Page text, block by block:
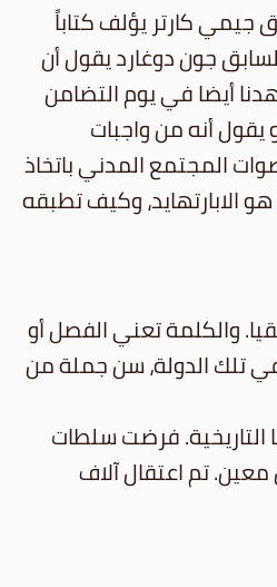
جيمي كارتر يؤلف كتاباً
جون دوغارد يقول أن
أيضا في يوم التضامن
أنه من واجبات
المجتمع المدني باتخاذ
الابارتهايد، وكيف تطبقه
والكلمة تعني الفصل أو
أصول هولندية في تلك الدولة، سن جملة من
متصلة والتي شكلت أقل من 13% من ارض جنوب أفريقيا التاريخية. فرضت سلطات
تم اعتقال آلاف